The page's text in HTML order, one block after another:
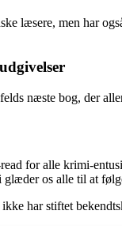
læsere, men har
næste bog, der
for alle krimi-
os alle til at
har stiftet